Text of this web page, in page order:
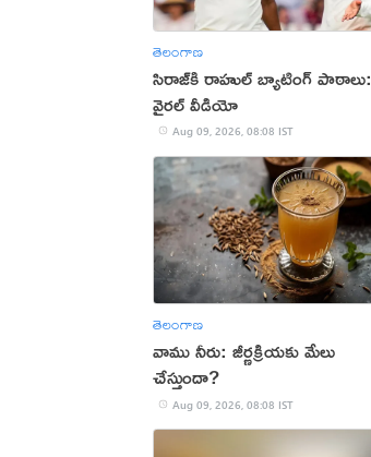
తెలంగాణ
సిరాజ్‌కి రాహుల్ బ్యాటింగ్ పాఠాలు:
వైరల్ వీడియో
Aug 09, 2026, 08:08 IST
తెలంగాణ
వాము నీరు: జీర్ణక్రియకు మేలు
చేస్తుందా?
Aug 09, 2026, 08:08 IST